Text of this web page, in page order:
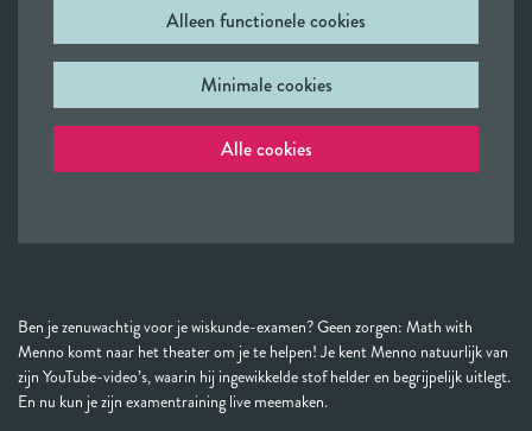
Alleen functionele cookies
Minimale cookies
Alle cookies
Ben je zenuwachtig voor je wiskunde-examen? Geen zorgen: Math with
Menno komt naar het theater om je te helpen! Je kent Menno natuurlijk van
zijn YouTube-video’s, waarin hij ingewikkelde stof helder en begrijpelijk uitlegt.
En nu kun je zijn examentraining live meemaken.